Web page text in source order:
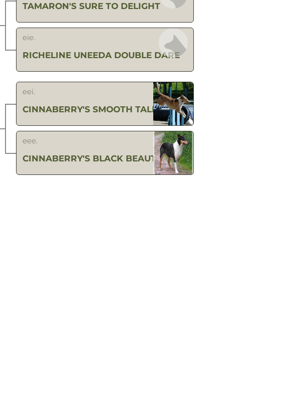
TAMARON'S SURE TO DELIGHT
eie.
RICHELINE UNEEDA DOUBLE DARE
eei.
CINNABERRY'S SMOOTH TALKER
eee.
CINNABERRY'S BLACK BEAUTY